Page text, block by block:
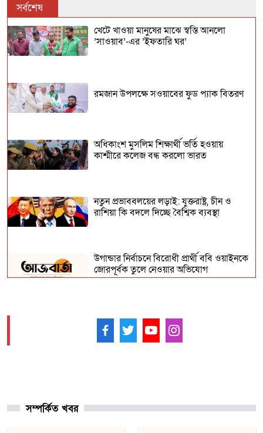
আজ
ঈদকে সামনে রেখে সারাদেশে নিরাপত্তা
সর্বশেষ
খেটে খাওয়া মানুষের মাঝে স্বস্তি আনলো
’সাওয়াব’-এর ’ইফতারি ঘর’
রমজান উপলক্ষে সওয়াবের ফুড প্যাক বিতরণ
অধিকাংশ মুসলিম শিক্ষার্থী ভর্তি হওয়ায়
কাশ্মীরে কলেজ বন্ধ করলো ভারত
নতুন প্রভাববলয়ের লড়াই: যুক্তরাষ্ট্র, চীন ও
রাশিয়া কি বদলে দিচ্ছে বৈশ্বিক ব্যবস্থা
উগান্ডার নির্বাচনে বিরোধী প্রার্থী ববি ওয়াইনকে
জোরপূর্বক তুলে নেওয়ার অভিযোগ
বিহারে সড়ক দুর্ঘটনায় সপ্তম শ্রেণির ছাত্র নিহত,
সাহায্যের বদলে মাছ লুট
সম্পর্কিত খবর